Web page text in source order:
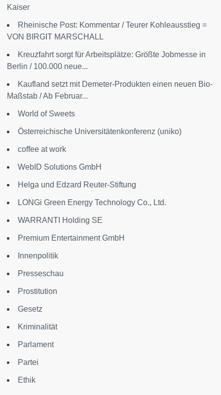
Kaiser
Rheinische Post: Kommentar / Teurer Kohleausstieg =
VON BIRGIT MARSCHALL
Kreuzfahrt sorgt für Arbeitsplätze: Größte Jobmesse in
Berlin / 100.000 neue...
Kaufland setzt mit Demeter-Produkten einen neuen Bio-
Maßstab / Ab Februar...
World of Sweets
Österreichische Universitätenkonferenz (uniko)
coffee at work
WebID Solutions GmbH
Helga und Edzard Reuter-Stiftung
LONGi Green Energy Technology Co., Ltd.
WARRANTI Holding SE
Premium Entertainment GmbH
Innenpolitik
Presseschau
Prostitution
Gesetz
Kriminalität
Parlament
Partei
Ethik